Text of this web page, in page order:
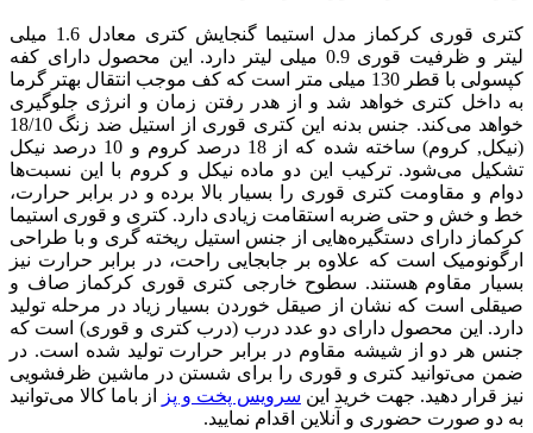
کتری قوری کرکماز مدل استیما گنجایش کتری معادل 1.6 میلی
لیتر و ظرفیت قوری 0.9 میلی لیتر دارد. این محصول دارای کفه
کپسولی با قطر 130 میلی متر است که کف موجب انتقال بهتر گرما
به داخل کتری خواهد شد و از هدر رفتن زمان و انرژی جلوگیری
خواهد می‌کند. جنس بدنه این کتری قوری از استیل ضد زنگ 18/10
(نیکل, کروم) ساخته شده که از 18 درصد کروم و 10 درصد نیکل
تشکیل می‌شود. ترکیب این دو ماده نیکل و کروم با این نسبت‌ها
دوام و مقاومت کتری قوری را بسیار بالا برده و در برابر حرارت،
خط و خش و حتی ضربه استقامت زیادی دارد. کتری و قوری استیما
کرکماز دارای دستگیره‌هایی از جنس استیل ریخته گری و با طراحی
ارگونومیک است که علاوه بر جابجایی راحت، در برابر حرارت نیز
بسیار مقاوم هستند. سطوح خارجی کتری قوری کرکماز صاف و
صیقلی است که نشان از صیقل خوردن بسیار زیاد در مرحله تولید
دارد. این محصول دارای دو عدد درب (درب کتری و قوری) است که
جنس هر دو از شیشه مقاوم در برابر حرارت تولید شده است. در
ضمن می‌توانید کتری و قوری را برای شستن در ماشین ظرفشویی
نیز قرار دهید. جهت خرید این سرویس پخت و پز
از باما کالا می‌توانید
به دو صورت حضوری و آنلاین اقدام نمایید.